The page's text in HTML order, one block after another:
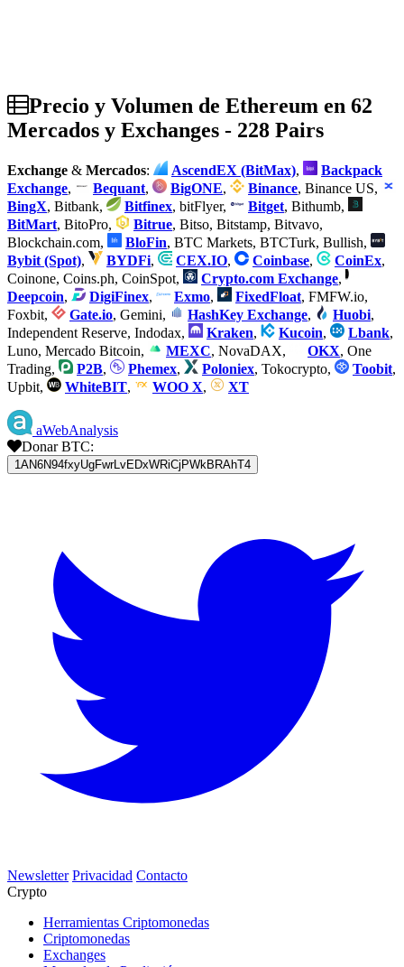
Precio y Volumen de Ethereum en 62
Mercados y Exchanges - 228 Pairs
Exchange & Mercados: AscendEX (BitMax),
Backpack
Exchange, Bequant, BigONE, Binance, Binance US,
BingX, Bitbank, Bitfinex, bitFlyer, Bitget, Bithumb,
BitMart, BitoPro, Bitrue, Bitso, Bitstamp, Bitvavo,
Blockchain.com,
BloFin, BTC Markets, BTCTurk, Bullish,
Bybit (Spot), BYDFi, CEX.IO, Coinbase, CoinEx,
Coinone, Coins.ph, CoinSpot,
Crypto.com Exchange,
Deepcoin, DigiFinex, Exmo, FixedFloat, FMFW.io,
Foxbit,
Gate.io, Gemini, HashKey Exchange, Huobi,
Independent Reserve, Indodax,
Kraken, Kucoin, Lbank,
Luno, Mercado Bitcoin,
MEXC, NovaDAX, OKX, One
Trading,
P2B, Phemex, Poloniex, Tokocrypto, Toobit,
Upbit,
WhiteBIT, WOO X, XT
aWebAnalysis
Donar BTC:
1AN6N94fxyUgFwrLvEDxWRiCjPWkBRAhT4
Newsletter Privacidad Contacto
Crypto
Herramientas Criptomonedas
Criptomonedas
Exchanges